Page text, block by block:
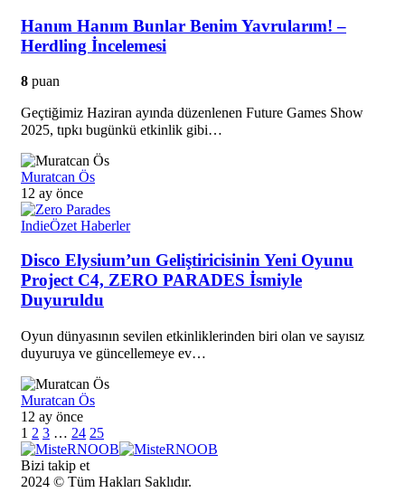
Hanım Hanım Bunlar Benim Yavrularım! –
Herdling İncelemesi
8 puan
Geçtiğimiz Haziran ayında düzenlenen Future Games Show
2025, tıpkı bugünkü etkinlik gibi…
Muratcan Ös
12 ay önce
IndieÖzet Haberler
Disco Elysium’un Geliştiricisinin Yeni Oyunu
Project C4, ZERO PARADES İsmiyle
Duyuruldu
Oyun dünyasının sevilen etkinliklerinden biri olan ve sayısız
duyuruya ve güncellemeye ev…
Muratcan Ös
12 ay önce
1 2 3 … 24 25
Bizi takip et
2024 © Tüm Hakları Saklıdır.